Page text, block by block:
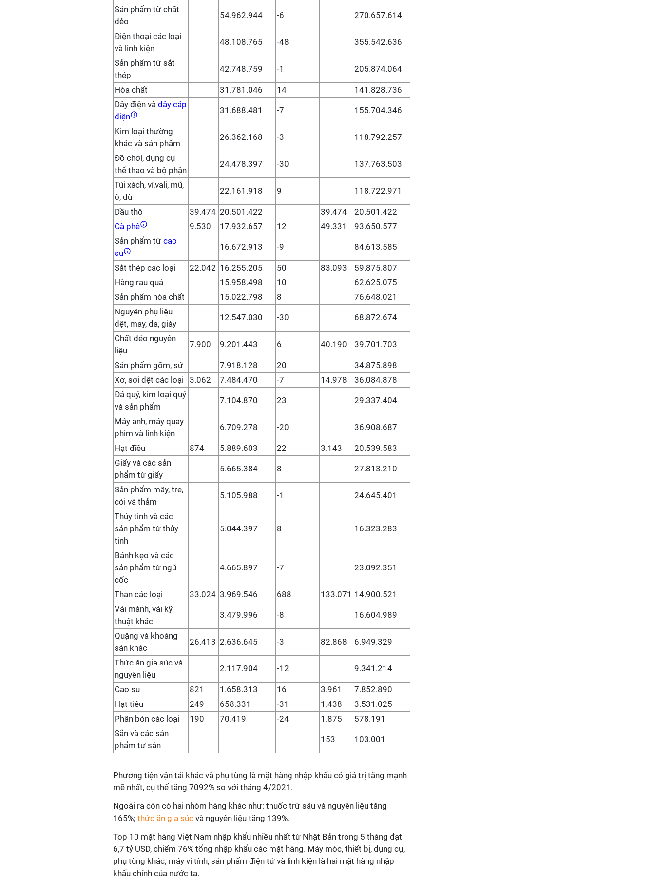
Sản phẩm từ chất
dẻo
54.962.944 -6 270.657.614
Điện thoại các loại
và linh kiện
48.108.765 -48 355.542.636
Sản phẩm từ sắt
thép
42.748.759 -1 205.874.064
Hóa chất 31.781.046 14
141.828.736
Dây điện và dây cáp
điện
31.688.481 -7 155.704.346
Kim loại thường
khác và sản phẩm
26.362.168 -3 118.792.257
Đồ chơi, dụng cụ
thể thao và bộ phận
24.478.397 -30 137.763.503
Túi xách, ví,vali, mũ,
ô, dù
22.161.918 9 118.722.971
Dầu thô 39.474 20.501.422 39.474
20.501.422
Cà phê
9.530 17.932.657 12 49.331
93.650.577
Sản phẩm từ cao
su
16.672.913 -9 84.613.585
Sắt thép các loại 22.042 16.255.205 50 83.093
59.875.807
Hàng rau quả
15.958.498 10
62.625.075
Sản phẩm hóa chất
15.022.798 8
76.648.021
Nguyên phụ liệu
dệt, may, da, giày
12.547.030 -30 68.872.674
Chất dẻo nguyên
liệu
7.900 9.201.443 6 40.190 39.701.703
Sản phẩm gốm, sứ 7.918.128 20
34.875.898
Xơ, sợi dệt các loại
3.062 7.484.470 -7 14.978
36.084.878
Đá quý, kim loại quý
và sản phẩm
7.104.870 23 29.337.404
Máy ảnh, máy quay
phim và linh kiện
6.709.278 -20 36.908.687
Hạt điều 874 5.889.603 22 3.143
20.539.583
Giấy và các sản
phẩm từ giấy
5.665.384 8 27.813.210
Sản phẩm mây, tre,
cói và thảm
5.105.988 -1 24.645.401
Thủy tinh và các
sản phẩm từ thủy
tinh
5.044.397 8 16.323.283
Bánh kẹo và các
sản phẩm từ ngũ
cốc
4.665.897 -7 23.092.351
Than các loại 33.024 3.969.546 688 133.071 14.900.521
Vải mành, vải kỹ
thuật khác
3.479.996 -8 16.604.989
Quặng và khoáng
sản khác
26.413 2.636.645 -3 82.868 6.949.329
Thức ăn gia súc và
nguyên liệu
2.117.904 -12 9.341.214
Cao su 821 1.658.313 16 3.961
7.852.890
Hạt tiêu
249 658.331 -31 1.438
3.531.025
Phân bón các loại
190 70.419 -24 1.875
578.191
Sắn và các sản
phẩm từ sắn
153 103.001
Phương tiện vận tải khác và phụ tùng là mặt hàng nhập khẩu có giá trị tăng mạnh
mẽ nhất, cụ thể tăng 7092% so với tháng 4/2021.
Ngoài ra còn có hai nhóm hàng khác như: thuốc trừ sâu và nguyên liệu tăng
165%; thức ăn gia súc và nguyên liệu tăng 139%.
Top 10 mặt hàng Việt Nam nhập khẩu nhiều nhất từ Nhật Bản trong 5 tháng đạt
6,7 tỷ USD, chiếm 76% tổng nhập khẩu các mặt hàng. Máy móc, thiết bị, dụng cụ,
phụ tùng khác; máy vi tính, sản phẩm điện tử và linh kiện là hai mặt hàng nhập
khẩu chính của nước ta.